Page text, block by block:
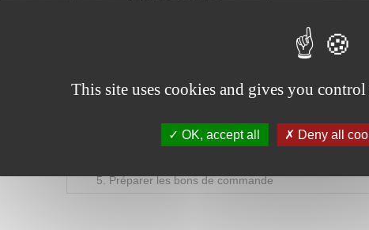
Étude du parage
Calcul de surfaces
Préparer les bons de commande
This site uses cookies and gives you
OK, accept all Deny all